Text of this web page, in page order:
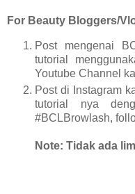
For Beauty Bloggers/
Post mengenai
tutorial
Youtube Channel
Post di Instagram
tutorial nya
#BCLBrowlash,
Note: Tidak ada